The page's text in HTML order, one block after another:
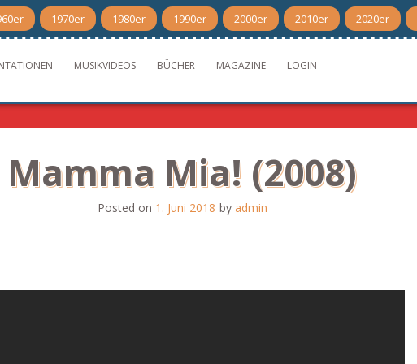
1970er 1980er 1990er 2000er 2010er 2020er
MUSIKVIDEOS BÜCHER MAGAZINE LOGIN
Mamma Mia! (2008)
Posted on 1. Juni 2018 by admin